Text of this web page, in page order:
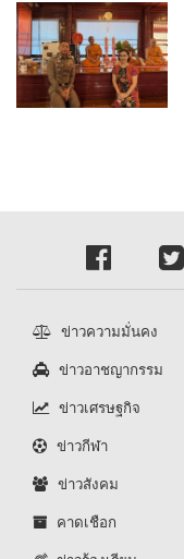
ข่าวความมั่นคง
ข่าวอาชญากรรม
ข่าวเศรษฐกิจ
ข่าวกีฬา
ข่าวสังคม
คาดเชือก